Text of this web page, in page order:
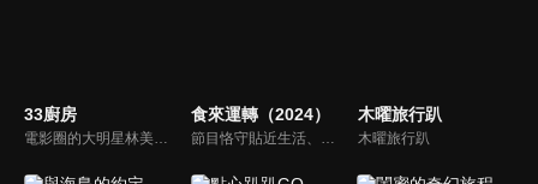
33廚房
電影圈的大明星林美秀首度跨足綜藝接主持棒，帶領駱進漢師傅以及黃景龍師傅大展廚藝與觀眾們一起美味上菜！
食來運轉（2024）
節目恪守貼近生活、生動有趣的創作目標，探求美食新境界。八閩創富系列，展現勤勞樸實的八閩人播撒希望、耕耘收穫，共同構建起脫貧攻堅，創建小康生活的風貌。
木曜旅行趴
木曜旅行趴